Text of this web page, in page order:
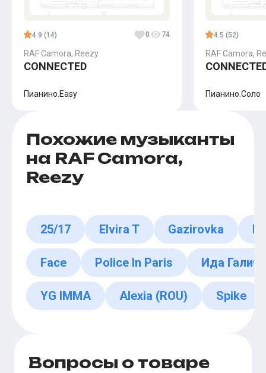
4.9 (14) 0 74
RAF Camora, Reezy
CONNECTED
Пианино.Easy
4.5 (52)
RAF Camora,
Пианино.Соло
Похожие музыканты
на RAF Camora,
Reezy
25/17 Elvira T Gazirovka
Face Police In Paris Ида Галич
YG IMMA Alexia (ROU) Spike
Вопросы о товаре